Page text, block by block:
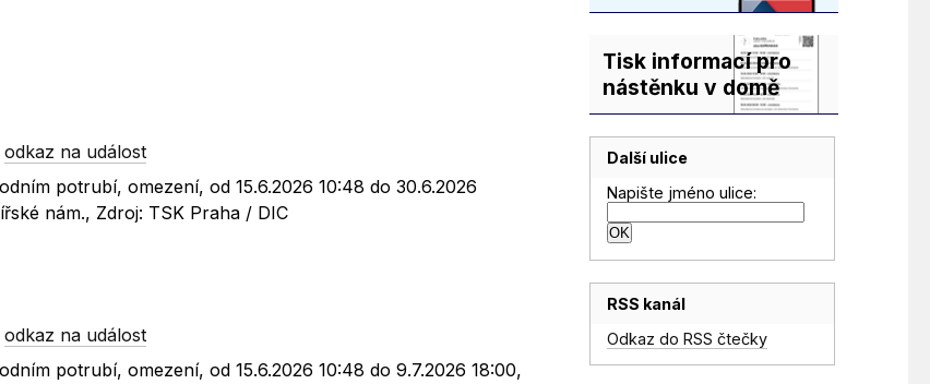
odkaz na událost
potrubí, omezení, od 15.6.2026 10:48 do 30.6.2026
nám., Zdroj: TSK Praha / DIC
odkaz na událost
potrubí, omezení, od 15.6.2026 10:48 do 9.7.2026 18:00,
Tisk informací pro
nástěnku v domě
Další ulice
Napište jméno ulice:
RSS kanál
Odkaz do RSS čtečky